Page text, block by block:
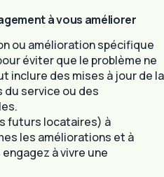
à vous améliorer
ou amélioration spécifique
éviter que le problème ne
inclure des mises à jour de la
service ou des
futurs locataires) à
les améliorations et à
à vivre une